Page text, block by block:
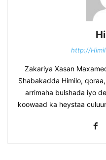
http://
Zakariya Xasan
Shabakadda Himilo,
arrimaha bulshada iyo
koowaad ka heystaa